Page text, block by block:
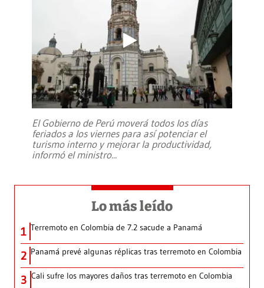
El Gobierno de Perú moverá todos los días
feriados a los viernes para así potenciar el
turismo interno y mejorar la productividad,
informó el ministro...
Lo más leído
1 Terremoto en Colombia de 7.2 sacude a Panamá
2 Panamá prevé algunas réplicas tras terremoto en Colombia
3 Cali sufre los mayores daños tras terremoto en Colombia